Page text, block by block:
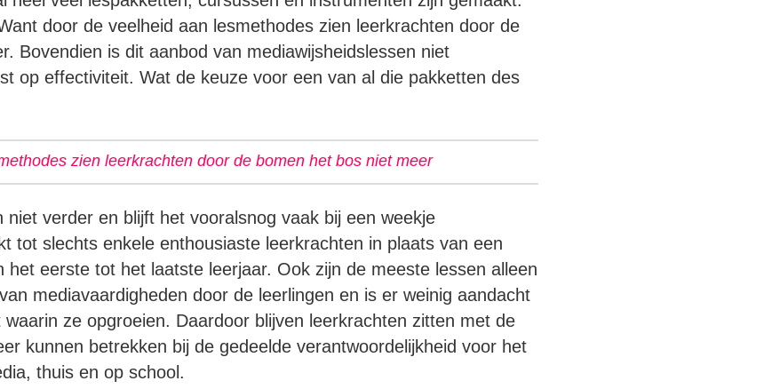
door de veelheid aan lesmethodes zien leerkrachten door de
Bovendien is dit aanbod van mediawijsheidslessen niet
op effectiviteit. Wat de keuze voor een van al die pakketten des
zien leerkrachten door de bomen het bos niet meer
niet verder en blijft het vooralsnog vaak bij een weekje
tot slechts enkele enthousiaste leerkrachten in plaats van een
het eerste tot het laatste leerjaar. Ook zijn de meeste lessen alleen
mediavaardigheden door de leerlingen en is er weinig aandacht
ze opgroeien. Daardoor blijven leerkrachten zitten met de
kunnen betrekken bij de gedeelde verantwoordelijkheid voor het
thuis en op school.